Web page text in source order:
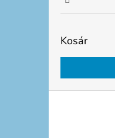
Kosár